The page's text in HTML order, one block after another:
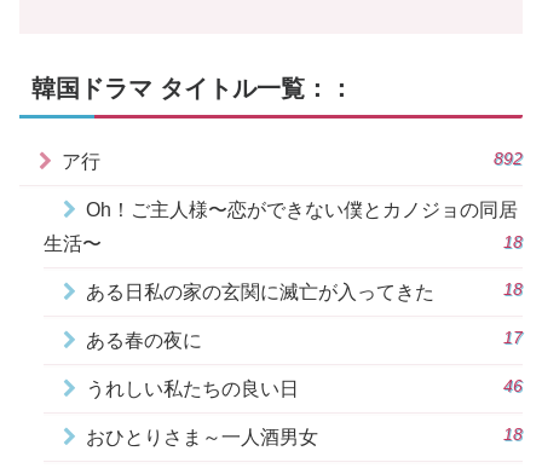
韓国ドラマ タイトル一覧：：
ア行 892
Oh！ご主人様〜恋ができない僕とカノジョの同居
生活〜
18
ある日私の家の玄関に滅亡が入ってきた 18
ある春の夜に 17
うれしい私たちの良い日 46
おひとりさま～一人酒男女 18